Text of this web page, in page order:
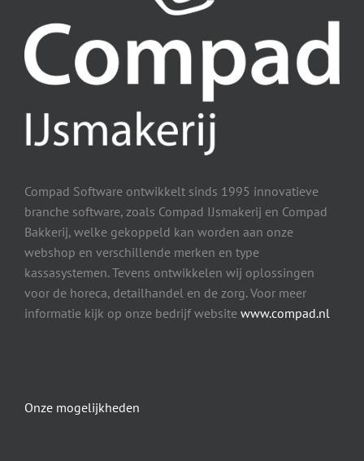
Compad Software ontwikkelt sinds 1995 innovatieve
branche software, zoals Compad IJsmakerij en Compad
Bakkerij, welke gekoppeld kan worden aan onze
webshop en verschillende merken en type
kassasystemen. Tevens ontwikkelen wij oplossingen
voor de horeca, detailhandel en de zorg. Voor meer
informatie kijk op onze bedrijf website www.compad.nl
Onze mogelijkheden